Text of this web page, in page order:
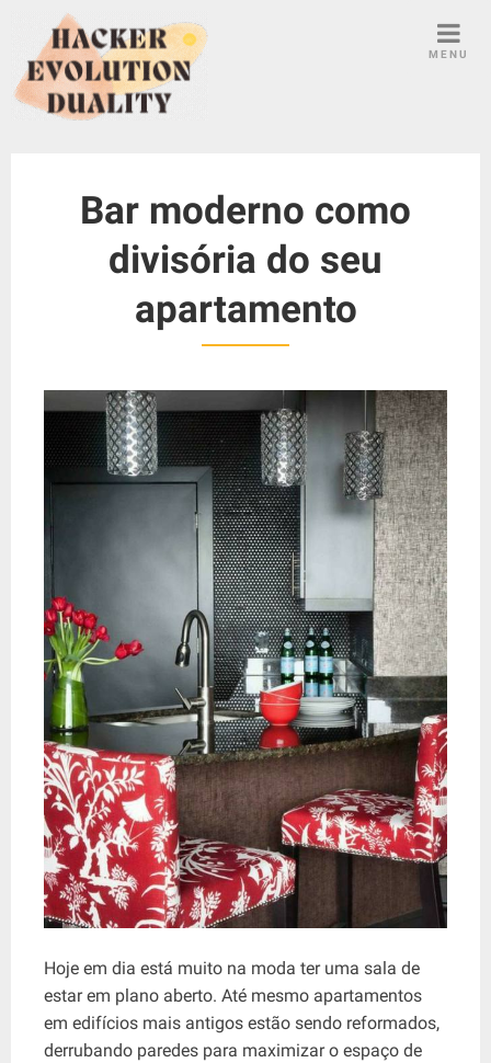
MENU
Bar moderno como
divisória do seu
apartamento
Hoje em dia está muito na moda ter uma sala de
estar em plano aberto. Até mesmo apartamentos
em edifícios mais antigos estão sendo reformados,
derrubando paredes para maximizar o espaço de